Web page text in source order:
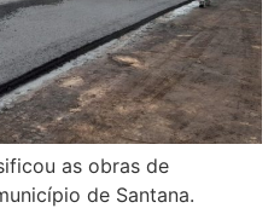
as obras de
de Santana.